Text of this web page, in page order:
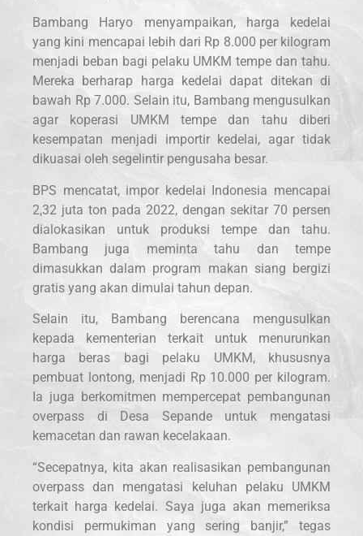
Bambang Haryo menyampaikan, harga kedelai
yang kini mencapai lebih dari Rp 8.000 per kilogram
menjadi beban bagi pelaku UMKM tempe dan tahu.
Mereka berharap harga kedelai dapat ditekan di
bawah Rp 7.000. Selain itu, Bambang mengusulkan
agar koperasi UMKM tempe dan tahu diberi
kesempatan menjadi importir kedelai, agar tidak
dikuasai oleh segelintir pengusaha besar.
BPS mencatat, impor kedelai Indonesia mencapai
2,32 juta ton pada 2022, dengan sekitar 70 persen
dialokasikan untuk produksi tempe dan tahu.
Bambang juga meminta tahu dan tempe
dimasukkan dalam program makan siang bergizi
gratis yang akan dimulai tahun depan.
Selain itu, Bambang berencana mengusulkan
kepada kementerian terkait untuk menurunkan
harga beras bagi pelaku UMKM, khususnya
pembuat lontong, menjadi Rp 10.000 per kilogram.
Ia juga berkomitmen mempercepat pembangunan
overpass di Desa Sepande untuk mengatasi
kemacetan dan rawan kecelakaan.
“Secepatnya, kita akan realisasikan pembangunan
overpass dan mengatasi keluhan pelaku UMKM
terkait harga kedelai. Saya juga akan memeriksa
kondisi permukiman yang sering banjir,” tegas